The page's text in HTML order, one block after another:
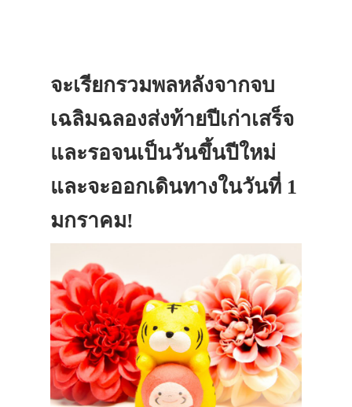
จะเรียกรวมพลหลังจากจบ
เฉลิมฉลองส่งท้ายปีเก่าเสร็จ
และรอจนเป็นวันขึ้นปีใหม่
และจะออกเดินทางในวันที่ 1
มกราคม!